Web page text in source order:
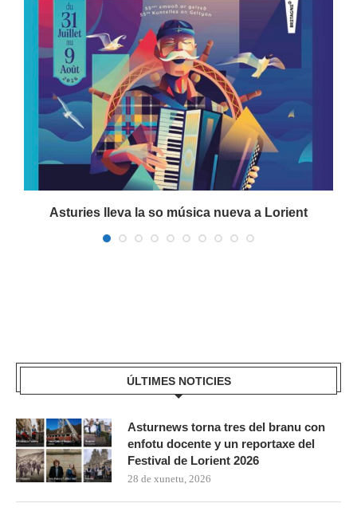
Asturies lleva la so música nueva a Lorient
ÚLTIMES NOTICIES
Asturnews torna tres del branu con
enfotu docente y un reportaxe del
Festival de Lorient 2026
28 de xunetu, 2026